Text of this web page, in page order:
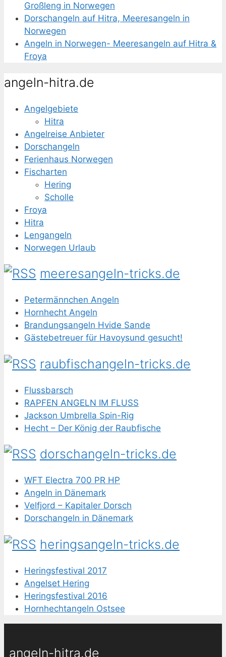
Großleng in Norwegen
Dorschangeln auf Hitra, Meeresangeln in
Norwegen
Angeln in Norwegen- Meeresangeln auf Hitra &
Froya
angeln-hitra.de
Angelgebiete
Hitra
Angelreise Anbieter
Dorschangeln
Ferienhaus Norwegen
Fischarten
Hering
Scholle
Froya
Hitra
Lengangeln
Norwegen Urlaub
meeresangeln-tricks.de
Petermännchen Angeln
Hornhecht Angeln
Brandungsangeln Hvide Sande
Gästebetreuer für Havoysund gesucht!
raubfischangeln-tricks.de
Flussbarsch
RAPFEN ANGELN IM FLUSS
Jackson Umbrella Spin-Rig
Hecht – Der König der Raubfische
dorschangeln-tricks.de
WFT Electra 700 PR HP
Angeln in Dänemark
Velfjord – Kapitaler Dorsch
Dorschangeln in Dänemark
heringsangeln-tricks.de
Heringsfestival 2017
Angelset Hering
Heringsfestival 2016
Hornhechtangeln Ostsee
angeln-hitra.de